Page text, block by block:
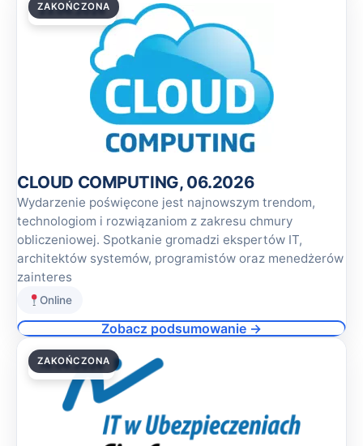
23.06.2026
ZAKOŃCZONA
CLOUD COMPUTING, 06.2026
Wydarzenie poświęcone jest najnowszym trendom,
technologiom i rozwiązaniom z zakresu chmury
obliczeniowej. Spotkanie gromadzi ekspertów IT,
architektów systemów, programistów oraz menedżerów
zainteres
Online
Zobacz podsumowanie →
18.06.2026
ZAKOŃCZONA